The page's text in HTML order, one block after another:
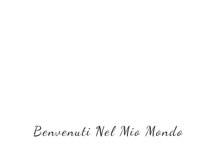
Benvenuti Nel Mio Mondo